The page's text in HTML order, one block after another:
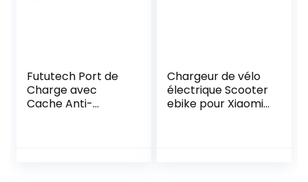
Fututech Port de
Charge avec
Cache Anti-
Chargeur de vélo
électrique Scooter
ebike pour Xiaomi